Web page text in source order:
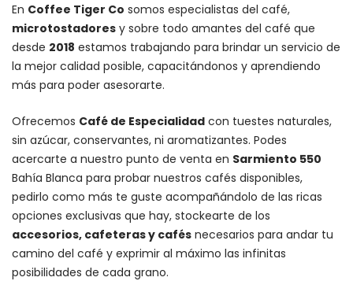
En Coffee Tiger Co somos especialistas del café,
microtostadores y sobre todo amantes del café que
desde 2018 estamos trabajando para brindar un servicio de
la mejor calidad posible, capacitándonos y aprendiendo
más para poder asesorarte.
Ofrecemos Café de Especialidad con tuestes naturales,
sin azúcar, conservantes, ni aromatizantes. Podes
acercarte a nuestro punto de venta en Sarmiento 550
Bahía Blanca para probar nuestros cafés disponibles,
pedirlo como más te guste acompañándolo de las ricas
opciones exclusivas que hay, stockearte de los
accesorios, cafeteras y cafés necesarios para andar tu
camino del café y exprimir al máximo las infinitas
posibilidades de cada grano.